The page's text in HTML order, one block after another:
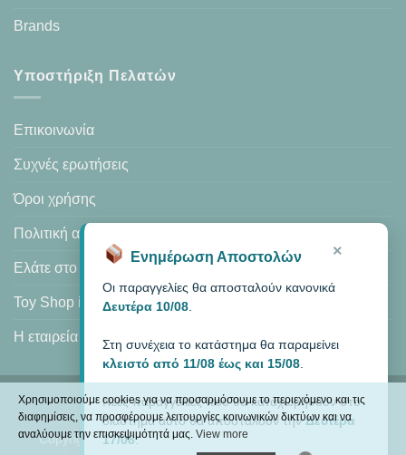
Brands
Υποστήριξη Πελατών
Επικοινωνία
Συχνές ερωτήσεις
Όροι χρήσης
Πολιτική απορρήτου
Ελάτε στο κατάστημά μας
Toy Shop in Heraklion
Η εταιρεία μας
Visa PayPal MasterCard
Cash
On
Copyright 2026 ©MODEXCEL| Κατάστημα: Αμάλθειας 8,
×
Ενημέρωση Αποστολών
Οι παραγγελίες θα αποσταλούν κανονικά
Δευτέρα 10/08
Στη συνέχεια το κατάστημα θα παραμείνει
κλειστό από 11/08 έως και 15/08
Νέες παραγγελίες που θα καταχωρηθούν στο
διάστημα αυτό θα αποσταλούν τηνΔευτέρα
17/08.
Χρησιμοποιούμε cookies για να προσαρμόσουμε το περιεχόμενο και τις
διαφημίσεις, να προσφέρουμε λειτουργίες κοινωνικών δικτύων και να
αναλύουμε την επισκεψιμότητά μας. View more